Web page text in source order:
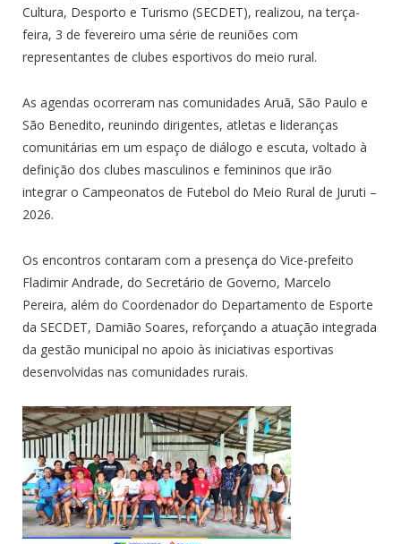
Cultura, Desporto e Turismo (SECDET), realizou, na terça-
feira, 3 de fevereiro uma série de reuniões com
representantes de clubes esportivos do meio rural.
As agendas ocorreram nas comunidades Aruã, São Paulo e
São Benedito, reunindo dirigentes, atletas e lideranças
comunitárias em um espaço de diálogo e escuta, voltado à
definição dos clubes masculinos e femininos que irão
integrar o Campeonatos de Futebol do Meio Rural de Juruti –
2026.
Os encontros contaram com a presença do Vice-prefeito
Fladimir Andrade, do Secretário de Governo, Marcelo
Pereira, além do Coordenador do Departamento de Esporte
da SECDET, Damião Soares, reforçando a atuação integrada
da gestão municipal no apoio às iniciativas esportivas
desenvolvidas nas comunidades rurais.